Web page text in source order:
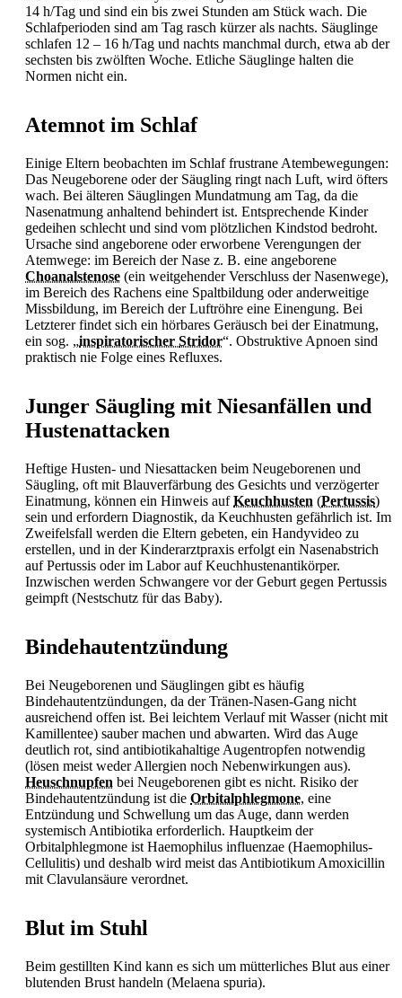
14 h/Tag und sind ein bis zwei Stunden am Stück wach. Die
Schlafperioden sind am Tag rasch kürzer als nachts. Säuglinge
schlafen 12 – 16 h/Tag und nachts manchmal durch, etwa ab der
sechsten bis zwölften Woche. Etliche Säuglinge halten die
Normen nicht ein.
Atemnot im Schlaf
Einige Eltern beobachten im Schlaf frustrane Atembewegungen:
Das Neugeborene oder der Säugling ringt nach Luft, wird öfters
wach. Bei älteren Säuglingen Mundatmung am Tag, da die
Nasenatmung anhaltend behindert ist. Entsprechende Kinder
gedeihen schlecht und sind vom plötzlichen Kindstod bedroht.
Ursache sind angeborene oder erworbene Verengungen der
Atemwege: im Bereich der Nase z. B. eine angeborene
Choanalstenose (ein weitgehender Verschluss der Nasenwege),
im Bereich des Rachens eine Spaltbildung oder anderweitige
Missbildung, im Bereich der Luftröhre eine Einengung. Bei
Letzterer findet sich ein hörbares Geräusch bei der Einatmung,
ein sog. „inspiratorischer Stridor“. Obstruktive Apnoen sind
praktisch nie Folge eines Refluxes.
Junger Säugling mit Niesanfällen und
Hustenattacken
Heftige Husten- und Niesattacken beim Neugeborenen und
Säugling, oft mit Blauverfärbung des Gesichts und verzögerter
Einatmung, können ein Hinweis aufKeuchhusten (Pertussis)
sein und erfordern Diagnostik, da Keuchhusten gefährlich ist. Im
Zweifelsfall werden die Eltern gebeten, ein Handyvideo zu
erstellen, und in der Kinderarztpraxis erfolgt ein Nasenabstrich
aufPertussis oder im Labor auf Keuchhustenantikörper.
Inzwischen werden Schwangere vor der Geburt gegen Pertussis
geimpft (Nestschutz für das Baby).
Bindehautentzündung
Bei Neugeborenen und Säuglingen gibt es häufig
Bindehautentzündungen, da der Tränen-Nasen-Gang nicht
ausreichend offen ist. Bei leichtem Verlauf mit Wasser (nicht mit
Kamillentee) sauber machen und abwarten. Wird das Auge
deutlich rot, sind antibiotikahaltige Augentropfen notwendig
(lösen meist weder Allergien noch Nebenwirkungen aus).
Heuschnupfen bei Neugeborenen gibt es nicht. Risiko der
Bindehautentzündung ist die Orbitalphlegmone, eine
Entzündung und Schwellung um das Auge, dann werden
systemisch Antibiotika erforderlich. Hauptkeim der
Orbitalphlegmone ist Haemophilus influenzae (Haemophilus-
Cellulitis) und deshalb wird meist das Antibiotikum Amoxicillin
mit Clavulansäure verordnet.
Blut im Stuhl
Beim gestillten Kind kann es sich um mütterliches Blut aus einer
blutenden Brust handeln (Melaena spuria).